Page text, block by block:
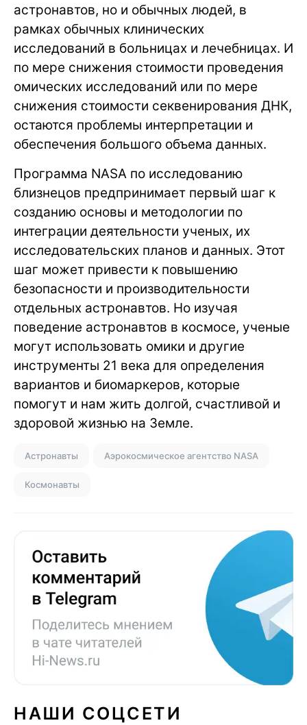
астронавтов, но и обычных людей, в
рамках обычных клинических
исследований в больницах и лечебницах. И
по мере снижения стоимости проведения
омических исследований или по мере
снижения стоимости секвенирования ДНК,
остаются проблемы интерпретации и
обеспечения большого объема данных.
Программа NASA по исследованию
близнецов предпринимает первый шаг к
созданию основы и методологии по
интеграции деятельности ученых, их
исследовательских планов и данных. Этот
шаг может привести к повышению
безопасности и производительности
отдельных астронавтов. Но изучая
поведение астронавтов в космосе, ученые
могут использовать омики и другие
инструменты 21 века для определения
вариантов и биомаркеров, которые
помогут и нам жить долгой, счастливой и
здоровой жизнью на Земле.
Астронавты Аэрокосмическое агентство NASA
Космонавты
НАШИ СОЦСЕТИ